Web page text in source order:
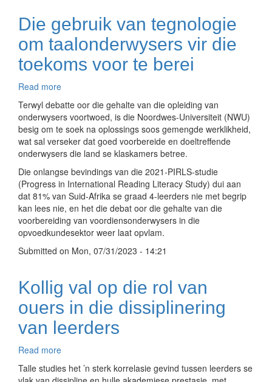
oop
te
maak
Die gebruik van tegnologie
om taalonderwysers vir die
toekoms voor te berei
Read more
gebruik
van
tegnologie
om
taalonderwysers
vir
die
toekoms
voor
te
berei
Terwyl debatte oor die gehalte van die opleiding van
onderwysers voortwoed, is die Noordwes-Universiteit (NWU)
besig om te soek na oplossings soos gemengde werklikheid,
wat sal verseker dat goed voorbereide en doeltreffende
onderwysers die land se klaskamers betree.
Die onlangse bevindings van die 2021-PIRLS-studie
(Progress in International Reading Literacy Study) dui aan
dat 81% van Suid-Afrika se graad 4-leerders nie met begrip
kan lees nie, en het die debat oor die gehalte van die
voorbereiding van voordiensonderwysers in die
opvoedkundesektor weer laat opvlam.
Submitted on Mon, 07/31/2023 - 14:21
Kollig val op die rol van
ouers in die dissiplinering
van leerders
Read more
Kollig
val
Talle studies het ’n sterk korrelasie gevind tussen leerders se